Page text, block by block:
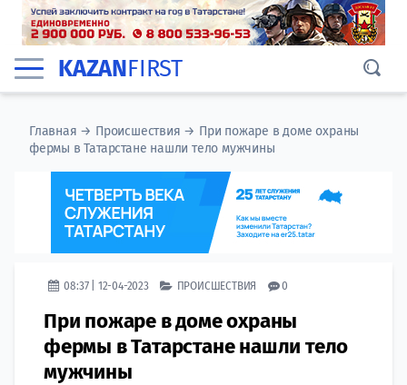
KAZANFIRST
Главная → Происшествия → При пожаре в доме охраны
фермы в Татарстане нашли тело мужчины
08:37 | 12-04-2023 ПРОИСШЕСТВИЯ 0
При пожаре в доме охраны
фермы в Татарстане нашли тело
мужчины